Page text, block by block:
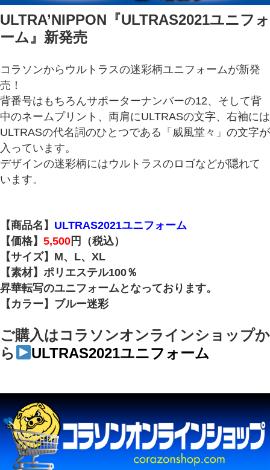
ULTRA’NIPPON『ULTRAS2021ユニフォ
ーム』新発売
コラソンからウルトラスの迷彩柄ユニフォームが新発
売！
背番号はもちろんサポーターナンバーの12、そして背
中のネームプリント、両肩にULTRASの文字、右袖には
ULTRASの代名詞のひとつである「威風堂々」の文字が
入っています。
デザインの迷彩柄にはウルトラスのロゴなどが隠れて
います。
【商品名】 ULTRAS2021ユニフォーム
【価格】 5,500 円（税込）
【サイズ】M、L、XL
【素材】ポリエステル100％
昇華転写のユニフォームとなっております。
【カラー】ブルー迷彩
ご購入はコラソンオンラインショップか
ら
ULTRAS2021ユニフォーム